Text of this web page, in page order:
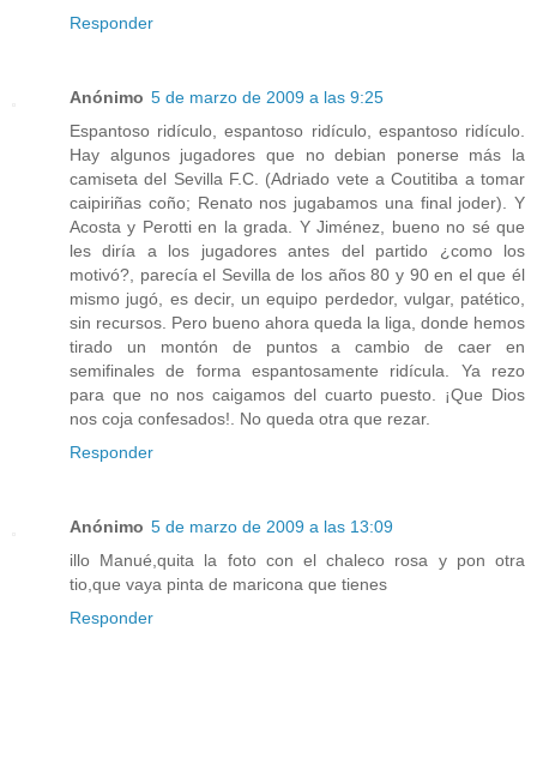
Responder
Anónimo 5 de marzo de 2009 a las 9:25
Espantoso ridículo, espantoso ridículo, espantoso ridículo.
Hay algunos jugadores que no debian ponerse más la
camiseta del Sevilla F.C. (Adriado vete a Coutitiba a tomar
caipiriñas coño; Renato nos jugabamos una final joder). Y
Acosta y Perotti en la grada. Y Jiménez, bueno no sé que
les diría a los jugadores antes del partido ¿como los
motivó?, parecía el Sevilla de los años 80 y 90 en el que él
mismo jugó, es decir, un equipo perdedor, vulgar, patético,
sin recursos. Pero bueno ahora queda la liga, donde hemos
tirado un montón de puntos a cambio de caer en
semifinales de forma espantosamente ridícula. Ya rezo
para que no nos caigamos del cuarto puesto. ¡Que Dios
nos coja confesados!. No queda otra que rezar.
Responder
Anónimo 5 de marzo de 2009 a las 13:09
illo Manué,quita la foto con el chaleco rosa y pon otra
tio,que vaya pinta de maricona que tienes
Responder